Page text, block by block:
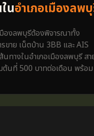
นอำเภอเมืองลพ
มืองลพบุรีต้องพิจารณาทั้ง
ขาย เน็ตบ้าน 3BB และ AIS
นทางในอำเภอเมืองลพบุรีสา
ต้นที่ 500 บาทต่อเดือน พร้อม